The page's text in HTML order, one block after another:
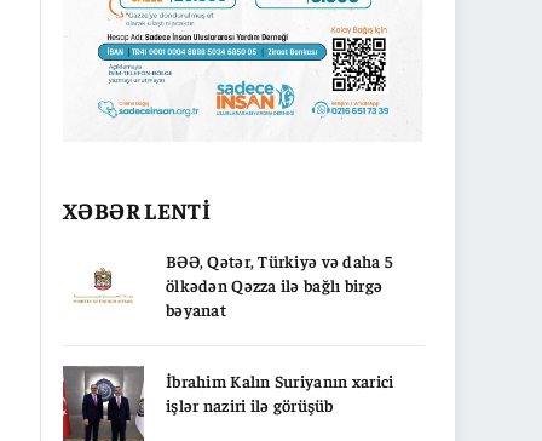
XƏBƏR LENTİ
BƏƏ, Qətər, Türkiyə və daha 5
ölkədən Qəzza ilə bağlı birgə
bəyanat
İbrahim Kalın Suriyanın xarici
işlər naziri ilə görüşüb